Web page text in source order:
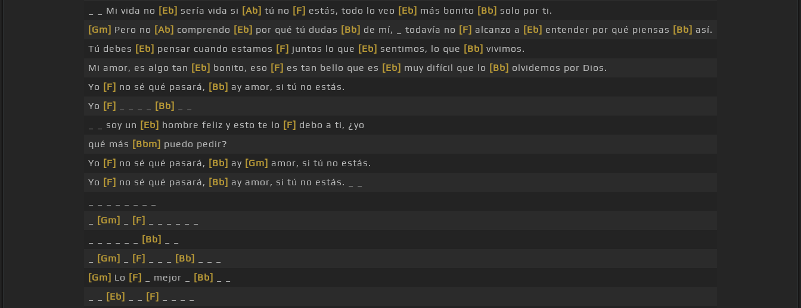
_ _ Mi vida no [Eb] sería vida si [Ab] tú no [F] estás, todo lo veo [Eb] más bonito [Bb] solo por ti.
[Gm] Pero no [Ab] comprendo [Eb] por qué tú dudas [Bb] de mí, _ todavía no [F] alcanzo a [Eb] entender por qué piensas [Bb] así.
Tú debes [Eb] pensar cuando estamos [F] juntos lo que [Eb] sentimos, lo que [Bb] vivimos.
Mi amor, es algo tan [Eb] bonito, eso [F] es tan bello que es [Eb] muy difícil que lo [Bb] olvidemos por Dios.
Yo [F] no sé qué pasará, [Bb] ay amor, si tú no estás.
Yo [F] [Bb]
_ _ soy un [Eb] hombre feliz y esto te lo [F] debo a ti, ¿yo
qué más [Bbm] puedo pedir?
Yo [F] no sé qué pasará, [Bb] ay [Gm] amor, si tú no estás.
Yo [F] no sé qué pasará, [Bb] ay amor, si tú no estás. _ _
[Gm] [F]
[Bb]
[Gm] [F] [Bb]
[Gm] Lo [F] _ mejor _ [Bb]
[Eb] [F]